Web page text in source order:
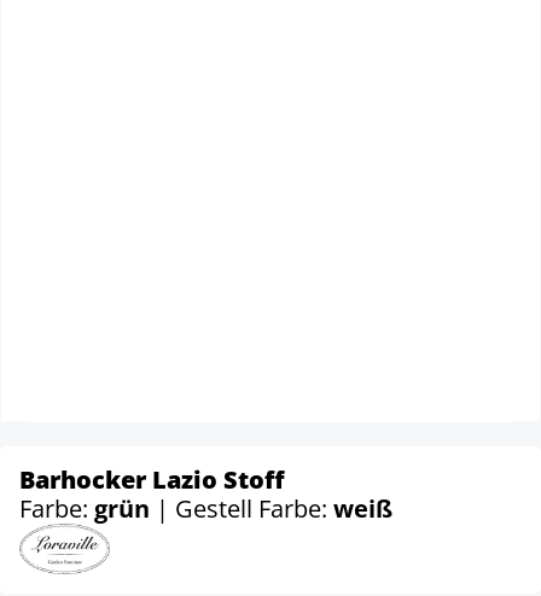
Barhocker Lazio Stoff
Farbe: grün | Gestell Farbe: weiß